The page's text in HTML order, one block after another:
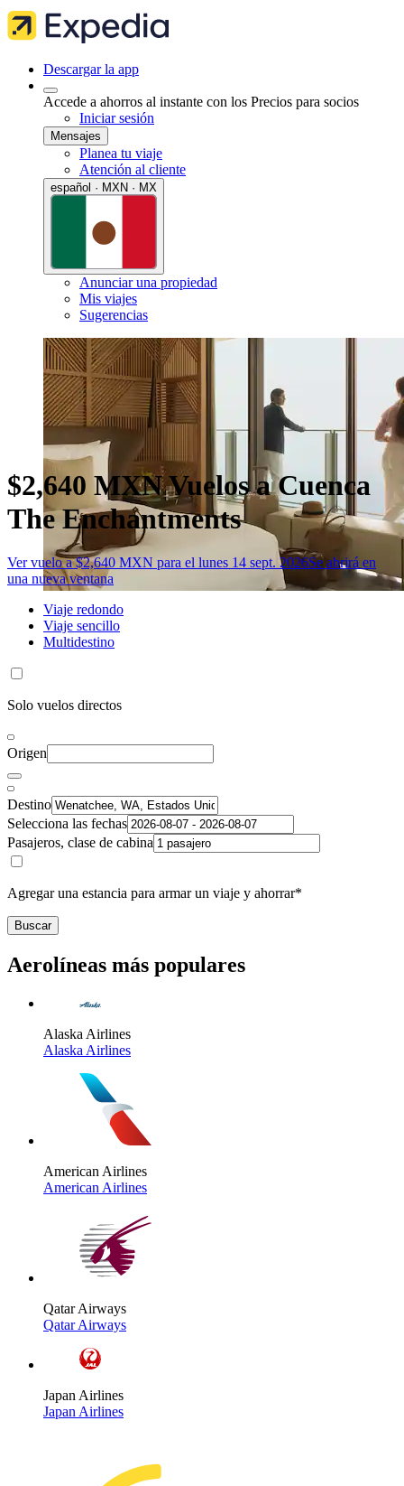
Descargar la app
Accede a ahorros al instante con los Precios para socios
Iniciar sesión
Mensajes
Planea tu viaje
Atención al cliente
español · MXN · MX
Anunciar una propiedad
Mis viajes
Sugerencias
$2,640 MXN Vuelos a Cuenca
The Enchantments
Ver vuelo a $2,640 MXN para el lunes 14 sept. 2026Se abrirá en
una nueva ventana
Viaje redondo
Viaje sencillo
Multidestino
Solo vuelos directos
Origen
Destino
Selecciona las fechas
Pasajeros, clase de cabina
Agregar una estancia para armar un viaje y ahorrar*
Buscar
Aerolíneas más populares
Alaska Airlines
Alaska Airlines
American Airlines
American Airlines
Qatar Airways
Qatar Airways
Japan Airlines
Japan Airlines